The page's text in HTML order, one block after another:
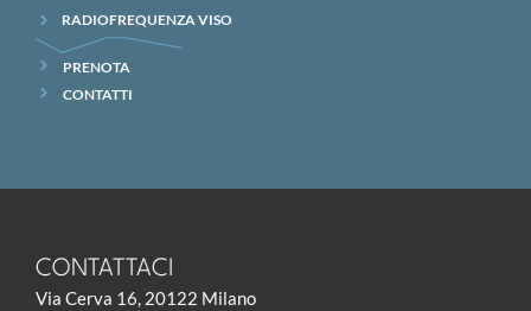
RADIOFREQUENZA VISO
PRENOTA
CONTATTI
CONTATTACI
Via Cerva 16, 20122 Milano